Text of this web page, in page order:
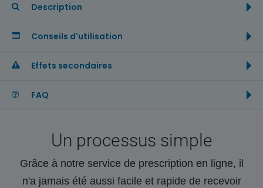
Description
Conseils d'utilisation
Effets secondaires
FAQ
Un processus simple
Grâce à notre service de prescription en ligne, il
n'a jamais été aussi facile et rapide de recevoir